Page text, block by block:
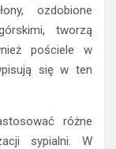
ozdobione
tworzą
pościele w
się w ten
różne
sypialni. W